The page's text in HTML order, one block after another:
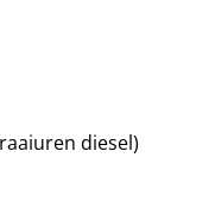
diesel)